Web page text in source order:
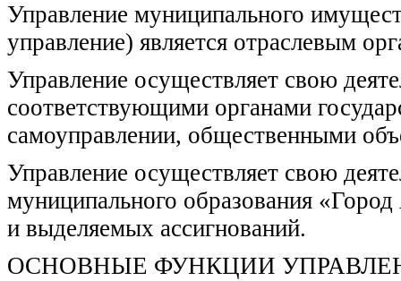
Управление муниципального
управление) является отраслевым
Управление осуществляет свою
соответствующими органами
самоуправлении, общественными
Управление осуществляет свою
муниципального образования
и выделяемых ассигнований.
ОСНОВНЫЕ ФУНКЦИИ